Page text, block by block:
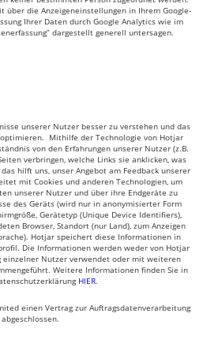
über die Anzeigeneinstellungen in Ihrem Google-
Ihrer Daten durch Google Analytics wie im
dargestellt generell untersagen.
unserer Nutzer besser zu verstehen und das
Mithilfe der Technologie von Hotjar
von den Erfahrungen unserer Nutzer (z.B.
verbringen, welche Links sie anklicken, was
hilft uns, unser Angebot am Feedback unserer
mit Cookies und anderen Technologien, um
unserer Nutzer und über ihre Endgeräte zu
des Geräts (wird nur in anonymisierter Form
Gerätetyp (Unique Device Identifiers),
Browser, Standort (nur Land), zum Anzeigen
Hotjar speichert diese Informationen in
Die Informationen werden weder von Hotjar
einzelner Nutzer verwendet oder mit weiteren
Weitere Informationen finden Sie in
HIER.
einen Vertrag zur Auftragsdatenverarbeitung
abgeschlossen.